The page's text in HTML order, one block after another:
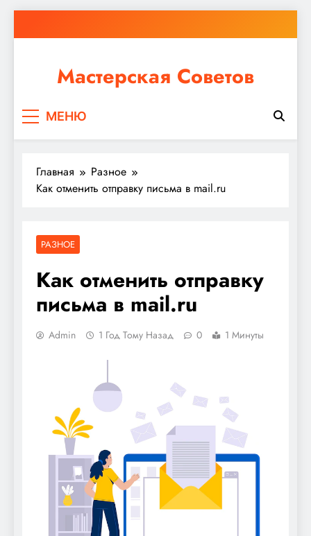
к
Мастерская Советов
ремонт или крупное строительство, в Мастерской
МЕНЮ
Главная
Разное
Как отменить отправку письма в mail.ru
РАЗНОЕ
Как отменить отправку
письма в mail.ru
Admin 1 Год Тому Назад 0 1 Минуты